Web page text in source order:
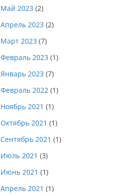
Май 2023 (2)
Апрель 2023 (2)
Март 2023 (7)
Февраль 2023 (1)
Январь 2023 (7)
Февраль 2022 (1)
Ноябрь 2021 (1)
Октябрь 2021 (1)
Сентябрь 2021 (1)
Июль 2021 (3)
Июнь 2021 (1)
Апрель 2021 (1)